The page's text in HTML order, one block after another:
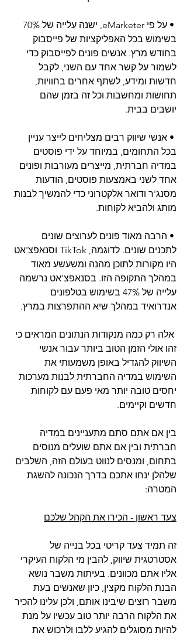
בשימוש בכל האפליקציות של פייסבוק
בחודש מרץ. אנשים פונים לפייסבוק כדי
לשמור על קשר אחד עם השני, לקבל
חדשות ומידע, לשתף אחרים בחוויות,
תחושות ומחשבות וכל זה בזמן שהם
יושבים בבית.
• אנשי שיווק רבים מצליחים לייצר עניין
בכל התחומים, במיוחד על ידי פוסטים
במדיה חברתית, מייצרים מעורבות ופונים
אחד לשני באמצעות פוסטים, הודעות
מסנג'ר ודואר אלקטרוני כדי להמשיך לבנות
מותג ולהביא לקוחות.
• הרבה מאוד פונים לערוצים שונים
לתכנים שונים. לדוגמה, TikTok וסנאפצ'אט
היו מקורות לתוכן מהנה ומשעשע מאוד
במהלך התקופה הזו. בסנאפצ'אט נרשמה
עלייה של 47% בשימוש בטלפונים
אנדרואיד במהלך שיא ההתפרצות במרץ.
אלה רק כמה מנקודות הנתונים המראים כי
זהו אולי הזמן הטוב ביותר עבור אנשי
השיווק להגדיל באופן משמעותי את
השימוש במדיה החברתית לבנות מערכות
יחסים טובה יותר מאי פעם עם לקוחות
חדשים וקיימים.
בין אם אתם סתם מתעניינים במדיה
חברתית ובין אם אתם שועלים מנוסים
בתחום, ומנסים לנווט בעולם הזה, השלבים
שלהלן ינחו אתכם בדרך הנכונה להשגת
המטרה:
צעד ראשון - הכירו את הקהל שלכם
זה תמיד צעד קריטי בכל בנייה של
אסטרטגית שיווק, להבין מי הלקוח העיקרי
אליו אתם מכוונים. בעיתות משבר נושא
הבנת הלקוח מקצין, כיון שאנשים בעת
משבר רוצים שיבינו אותם, ולכן עלינו להכיר
את הלקוח הרבה יותר טוב עכשיו על מנת
להיות מסוגלים להגיע ללבו ולרכוש את